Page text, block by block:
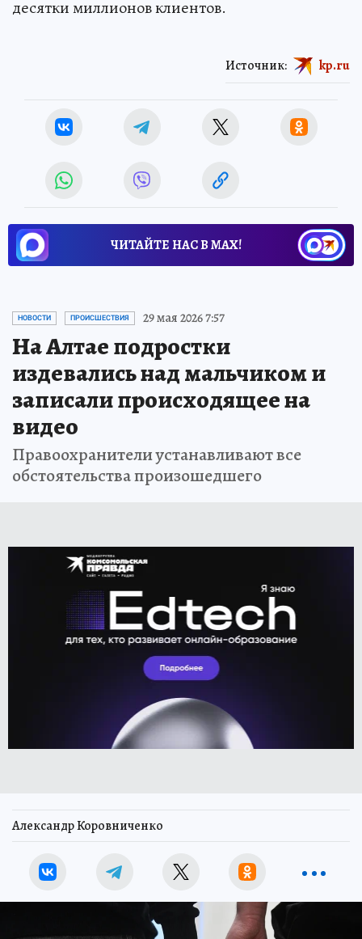
десятки миллионов клиентов.
Источник: kp.ru
ЧИТАЙТЕ НАС В МАХ!
НОВОСТИ ПРОИСШЕСТВИЯ 29 мая 2026 7:57
На Алтае подростки
издевались над мальчиком и
записали происходящее на
видео
Правоохранители устанавливают все
обстоятельства произошедшего
Александр Коровниченко